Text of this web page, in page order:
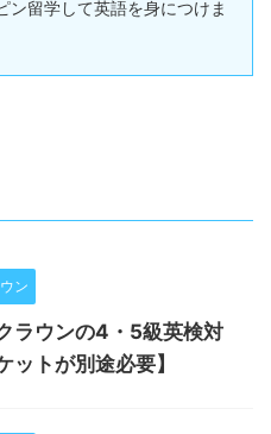
ン留学して英語を身につけま
ン
ラウンの4・5級英検対
ットが別途必要】